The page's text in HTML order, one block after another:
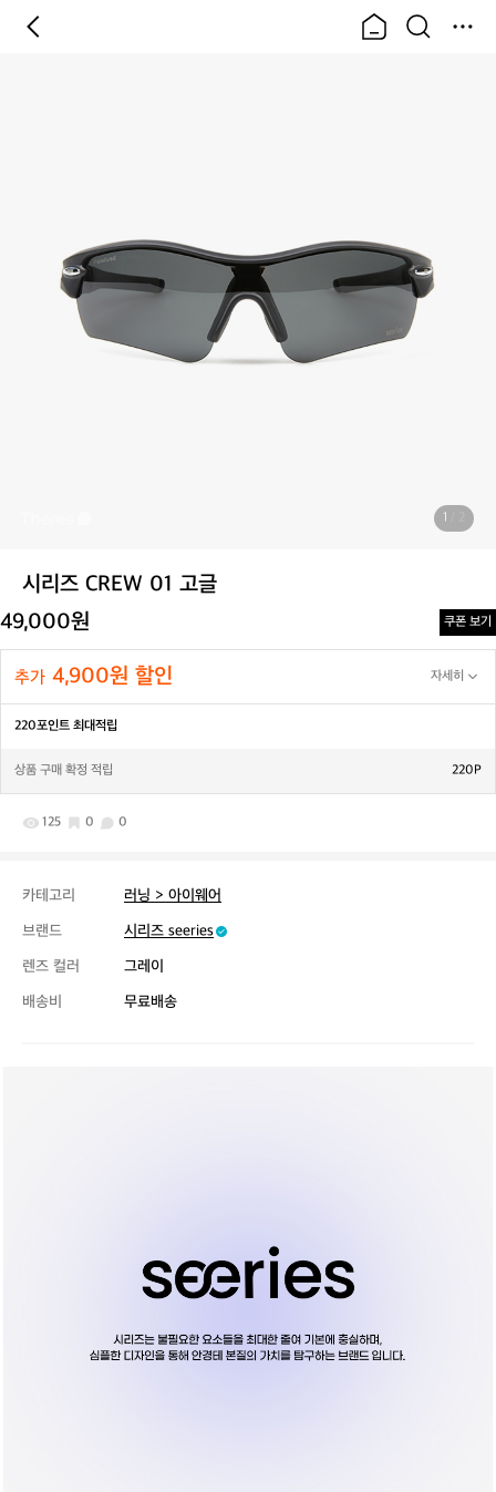
1
시리즈 CREW 01 고글
49,000원
쿠폰 보기
추가 4,900원 할인 자세히
220포인트 최대적립
상품 구매 확정 적립 220P
125 0 0
카테고리
러닝 > 아이웨어
브랜드
시리즈 seeries
렌즈 컬러
그레이
배송비
무료배송